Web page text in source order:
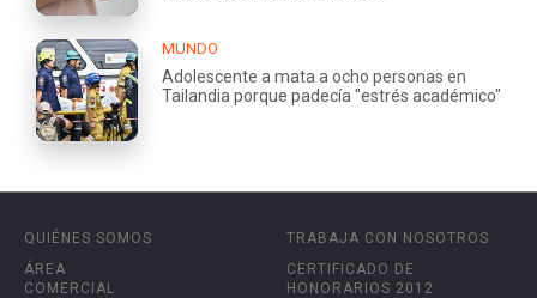
MUNDO
Adolescente a mata a ocho personas en
Tailandia porque padecía "estrés académico"
QUIÉNES SOMOS
ÁREA
COMERCIAL
TRABAJA CON NOSOTROS
CERTIFICADO DE
HONORARIOS 2012